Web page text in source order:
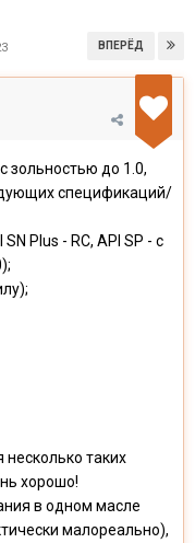
ВПЕРЁД
зольностью до 1.0,
спецификаций/
Plus - RC, API SP - с
таких
хорошо!
в одном масле
малореально),